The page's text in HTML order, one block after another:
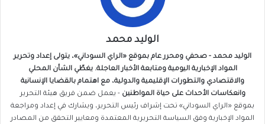
الوليد محمد
الوليد محمد - صحفي ومحرر عام بموقع «الراي السوداني»، يتولى إعداد وتحرير
المواد الإخبارية اليومية ومتابعة الأخبار العاجلة. يغطّي الشأن المحلي
والاقتصادي والتطورات الإقليمية والدولية، مع اهتمام بالقضايا الإنسانية
وانعكاسات الأحداث على حياة المواطنين - يعمل ضمن فريق هيئة التحرير
بموقع «الراي السوداني» تحت إشراف رئيس التحرير، ويشارك في إعداد ومراجعة
المواد الإخبارية وفق السياسة التحريرية المعتمدة ومعايير التحقق من المصادر